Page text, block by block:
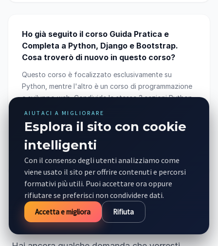
Ho già seguito il corso Guida Pratica e
Completa a Python, Django e Bootstrap.
Cosa troverò di nuovo in questo corso?
Questo corso è focalizzato esclusivamente su
Python, mentre l'altro è un corso di programmazione
e sviluppo web. Condivide le stesse 3 sezioni Python
Livello 1, 2 e 3, con l'aggiunta della Nuova Sezione
Python Livello 4 in cui si trattano argomenti e
tecniche avanzate come: composizione, ereditarietà
e method resolution order, mixin, decoratori e molto
altro.
AIUTACI A MIGLIORARE
Esplora il sito con cookie
intelligenti
Con il consenso degli utenti analizziamo come
viene usato il sito per offrire contenuti e percorsi
formativi più utili. Puoi accettare ora oppure
rifiutare se preferisci non condividere dati.
Accetta e migliora Rifiuta